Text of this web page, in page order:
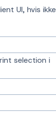
UI, hvis ikke
selection i